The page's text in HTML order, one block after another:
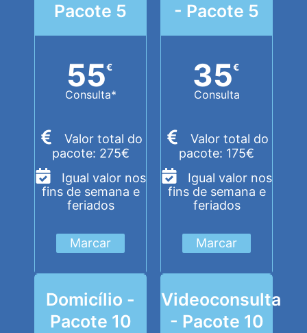
Pacote 5
55€
Consulta*
Valor total do
pacote: 275€
Igual valor nos
fins de semana e
feriados
Marcar
Domicílio -
Pacote 10
- Pacote 5
35€
Consulta
Valor total do
pacote: 175€
Igual valor nos
fins de semana e
feriados
Marcar
Videoconsulta
- Pacote 10